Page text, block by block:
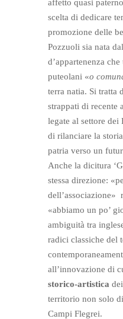
affetto quasi
scelta di dedicare
promozione delle
Pozzuoli sia nata
d’appartenenza
puteolani «o
terra natia. Si tratta
strappati di recente
legate al settore
di rilanciare la
patria verso un
Anche la dicitura
stessa direzione:
dell’associazione»
«abbiamo un po’
ambiguità tra
radici classiche del
all’innovazione di
storico-artistica
territorio non solo
Campi Flegrei.